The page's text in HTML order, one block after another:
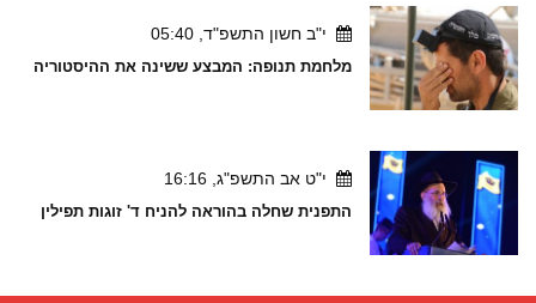
י"ב חשון התשפ"ד, 05:40
מלחמת תנופה: המבצע ששינה את ההיסטוריה
י"ט אב התשפ"ג, 16:16
התפנית שחלה בהוראה להניח ד' זוגות תפילין